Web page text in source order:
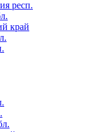
респ.
край